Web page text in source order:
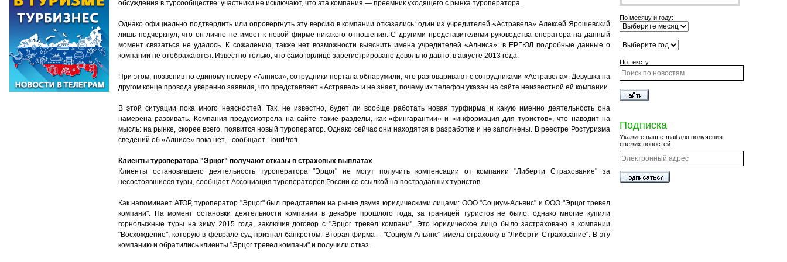
обсуждения в турсообществе: участники не исключают, что эта компания — преемник уходящего с рынка туроператора.
Однако официально подтвердить или опровергнуть эту версию в компании отказались: один из учредителей «Астравела» Алексей Ярошевский
лишь подчеркнул, что он лично не имеет к новой фирме никакого отношения. С другими представителями руководства оператора на данный
момент связаться не удалось. К сожалению, также нет возможности выяснить имена учредителей «Алниса»: в ЕРГЮЛ подробные данные о
компании не отображаются. Известно только, что само юрлицо зарегистрировано довольно давно: в августе 2013 года.
При этом, позвонив по единому номеру «Алниса», сотрудники портала обнаружили, что разговаривают с сотрудниками «Астравела». Девушка на
другом конце провода уверенно заявила, что представляет «Астравел» и не знает, почему их телефон указан на сайте неизвестной ей компании.
В этой ситуации пока много неясностей. Так, не известно, будет ли вообще работать новая турфирма и какую именно деятельность она
намерена развивать. Компания предусмотрела на сайте такие разделы, как «фингарантии» и «информация для туристов», что наводит на
мысль: на рынке, скорее всего, появится новый туроператор. Однако сейчас они находятся в разработке и не заполнены. В реестре Ростуризма
сведений об «Алнисе» пока нет, - сообщает TourProfi.
Клиенты туроператора "Эрцог" получают отказы в страховых выплатах
Клиенты остановившего деятельность туроператора "Эрцог" не могут получить компенсации от компании "Либерти Страхование" за
несостоявшиеся туры, сообщает Ассоциация туроператоров России со ссылкой на пострадавших туристов.
Как напоминает АТОР, туроператор "Эрцог" был представлен на рынке двумя юридическими лицами: ООО "Социум-Альянс" и ООО "Эрцог тревел
компани". На момент остановки деятельности компании в декабре прошлого года, за границей туристов не было, однако многие купили
горнолыжные туры на зиму 2015 года, заключив договор с "Эрцог тревел компани". Это юридическое лицо было застраховано в компании
"Восхождение", которую в феврале суд признал банкротом. Вторая фирма – "Социум-Альянс" имела страховку в "Либерти Страхование". В эту
компанию и обратились клиенты "Эрцог тревел компани" и получили отказ.
По месяцу и году:
По тексту:
Подписка
Укажите ваш e-mail для получения
свежих новостей.